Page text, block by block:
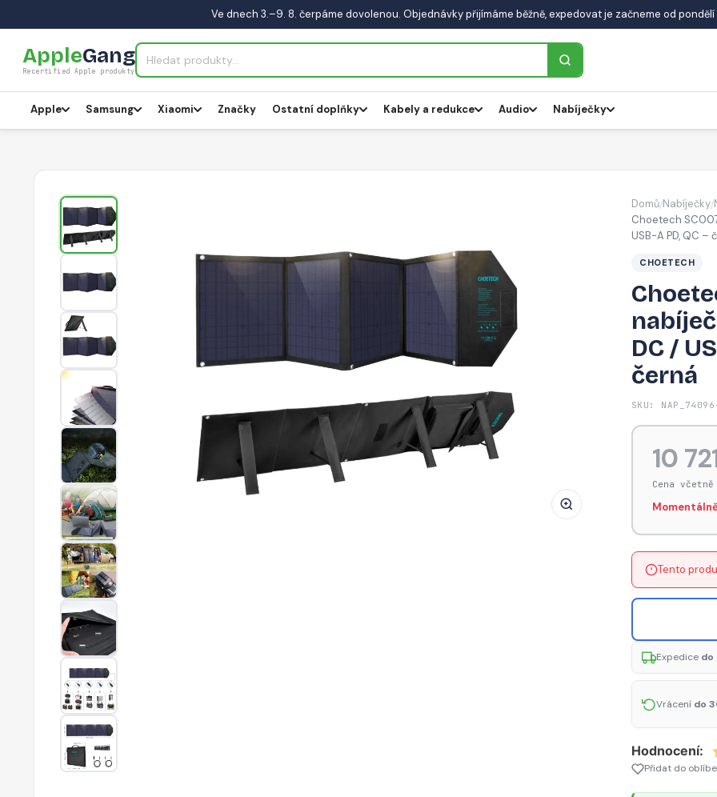
Ve dnech 3.–9. 8. čerpáme dovolenou. Objednávky přijímáme běžně, expedovat je začneme od pondělí
AppleGang
Recertified Apple produkty
Apple Samsung Xiaomi Značky Ostatní doplňky Kabely a redukce Audio Nabíječky
Choetech
solární
nabíječka,
velká,
Domů/Nabíječky/
Choetech
USB-A PD, QC –
CHOETECH
DC /
černá
SKU:
10
Cena
Tento
Expedice do
Vrácení do
Hodnocení:
Přidat do